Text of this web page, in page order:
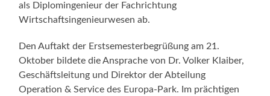
als Diplomingenieur der Fachrichtung
Wirtschaftsingenieurwesen ab.
Den Auftakt der Erstsemesterbegrüßung am 21.
Oktober bildete die Ansprache von Dr. Volker Klaiber,
Geschäftsleitung und Direktor der Abteilung
Operation & Service des Europa-Park. Im prächtigen